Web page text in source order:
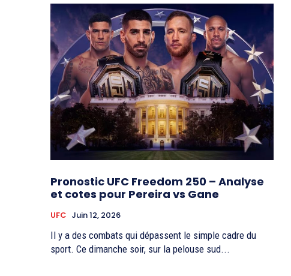
Pronostic UFC Freedom 250 – Analyse
et cotes pour Pereira vs Gane
UFC Juin 12, 2026
Il y a des combats qui dépassent le simple cadre du
sport. Ce dimanche soir, sur la pelouse sud...